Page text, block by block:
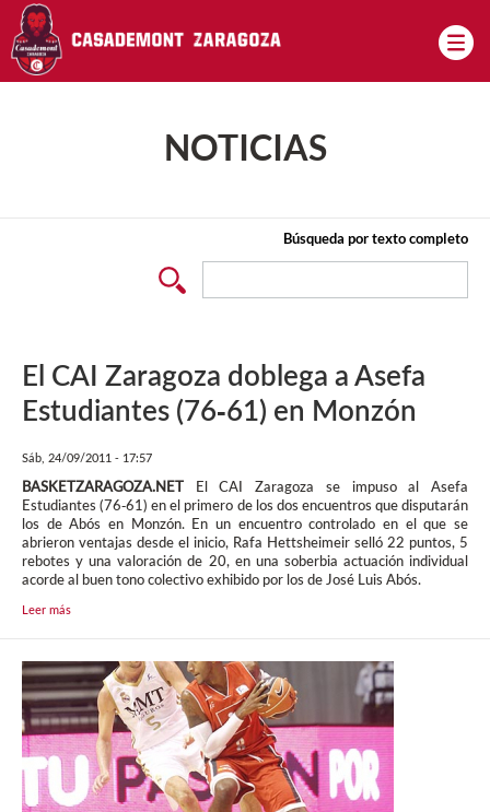
Pasar al contenido principal
NOTICIAS
Búsqueda por texto completo
El CAI Zaragoza doblega a Asefa
Estudiantes (76-61) en Monzón
Sáb, 24/09/2011 - 17:57
BASKETZARAGOZA.NET El CAI Zaragoza se impuso al Asefa
Estudiantes (76-61) en el primero de los dos encuentros que disputarán
los de Abós en Monzón. En un encuentro controlado en el que se
abrieron ventajas desde el inicio, Rafa Hettsheimeir selló 22 puntos, 5
rebotes y una valoración de 20, en una soberbia actuación individual
acorde al buen tono colectivo exhibido por los de José Luis Abós.
Leer más